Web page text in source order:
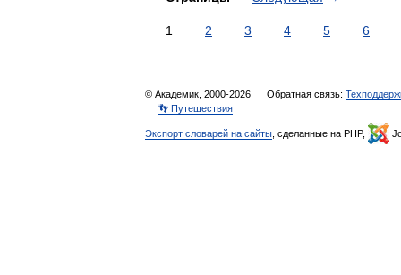
1 2 3 4 5 6
© Академик, 2000-2026 Обратная связь:
👣 Путешествия
Экспорт словарей на сайты , сделанные на PHP,